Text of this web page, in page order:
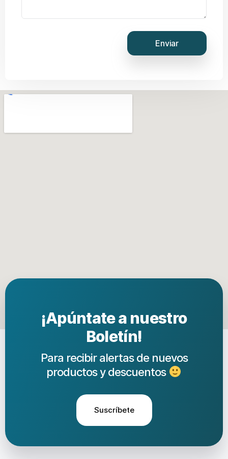
¡Apúntate a nuestro
Boletín!
Para recibir alertas de nuevos
productos y descuentos
Suscríbete